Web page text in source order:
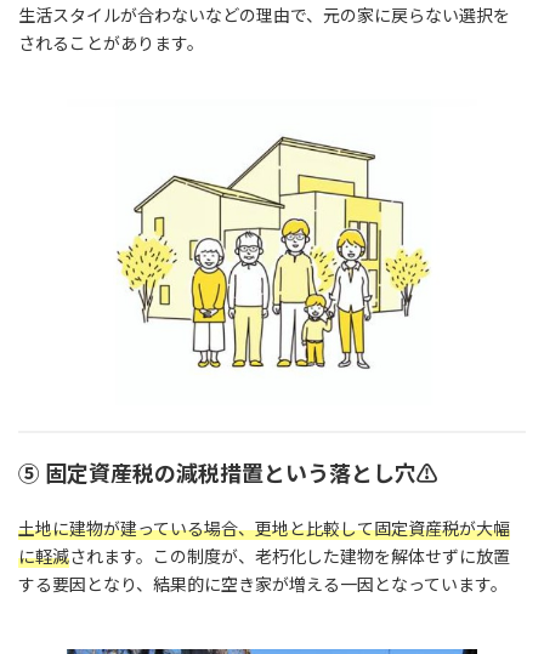
生活スタイルが合わないなどの理由で、元の家に戻らない選択を
されることがあります。
⑤ 固定資産税の減税措置という落とし穴⚠
土地に建物が建っている場合、更地と比較して固定資産税が大幅
に軽減されます。この制度が、老朽化した建物を解体せずに放置
する要因となり、結果的に空き家が増える一因となっています。